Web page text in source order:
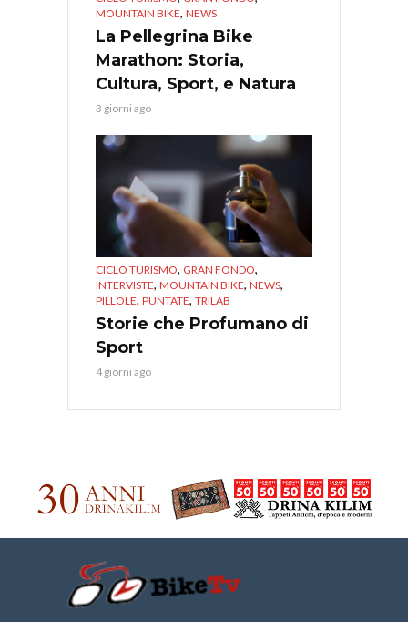
MOUNTAIN BIKE, NEWS
La Pellegrina Bike
Marathon: Storia,
Cultura, Sport, e Natura
3 giorni ago
CICLO TURISMO, GRAN FONDO,
INTERVISTE, MOUNTAIN BIKE, NEWS,
PILLOLE, PUNTATE, TRILAB
Storie che Profumano di
Sport
4 giorni ago